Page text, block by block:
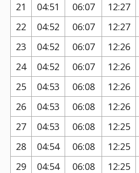
21
04:51 06:07 12:27
22
04:52 06:07 12:27
23
04:52 06:07 12:26
24
04:52 06:07 12:26
25
04:53 06:08 12:26
26
04:53 06:08 12:26
27
04:53 06:08 12:25
28
04:54 06:08 12:25
29
04:54 06:08 12:25